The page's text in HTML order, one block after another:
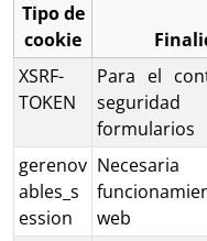
Tipo de
cookie
XSRF-
TOKEN
Para el
formularios
gerenov
ables_s
ession
web